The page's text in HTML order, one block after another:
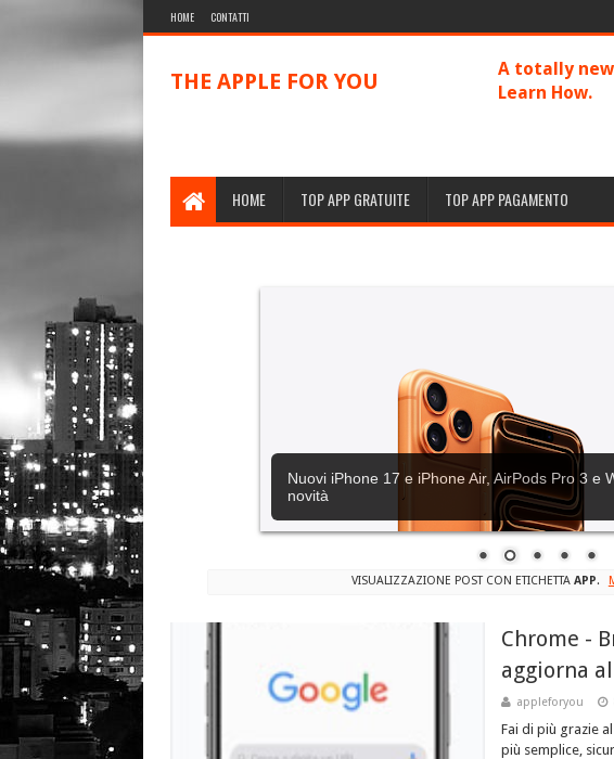
HOME CONTATTI
THE APPLE FOR YOU
A totally
Learn How.
HOME TOP APP GRATUITE TOP APP PAGAMENTO
Nuovi iPhone 17 e iPhone Air, AirPods Pro 3 e
novità
VISUALIZZAZIONE POST CON ETICHETTAAPP.
Chrome -
aggiorna
appleforyou
Fai di più grazie
più semplice,